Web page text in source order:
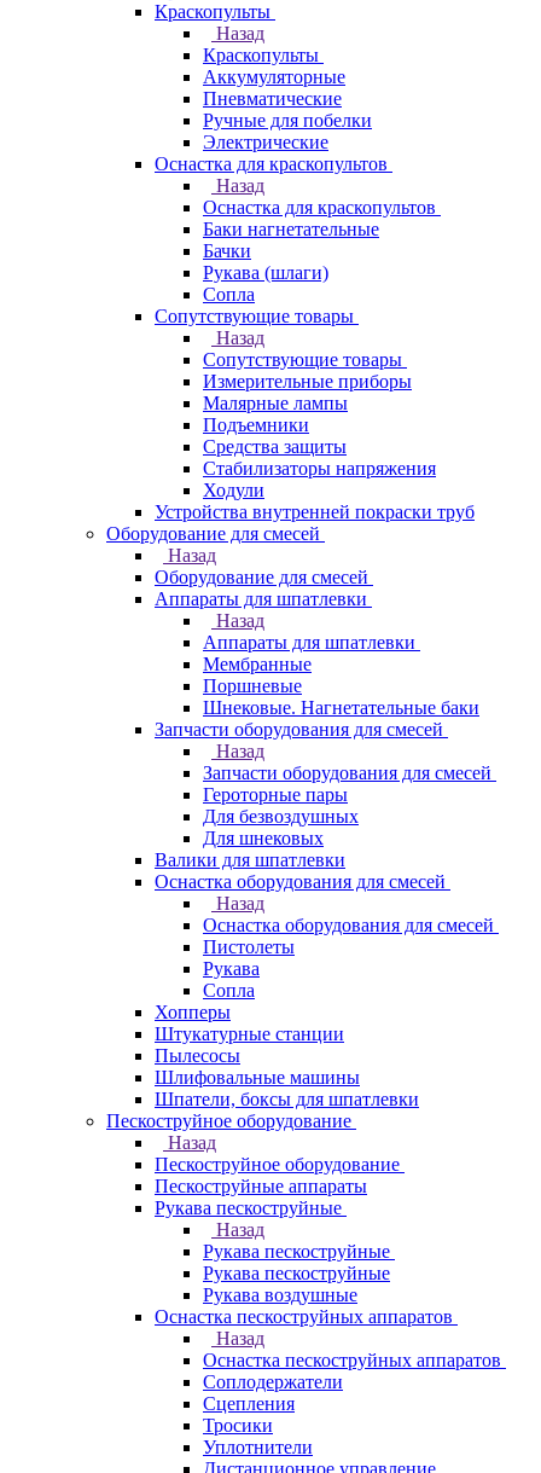
Краскопульты
Назад
Краскопульты
Аккумуляторные
Пневматические
Ручные для побелки
Электрические
Оснастка для краскопультов
Назад
Оснастка для краскопультов
Баки нагнетательные
Бачки
Рукава (шлаги)
Сопла
Сопутствующие товары
Назад
Сопутствующие товары
Измерительные приборы
Малярные лампы
Подъемники
Средства защиты
Стабилизаторы напряжения
Ходули
Устройства внутренней покраски труб
Оборудование для смесей
Назад
Оборудование для смесей
Аппараты для шпатлевки
Назад
Аппараты для шпатлевки
Мембранные
Поршневые
Шнековые. Нагнетательные баки
Запчасти оборудования для смесей
Назад
Запчасти оборудования для смесей
Героторные пары
Для безвоздушных
Для шнековых
Валики для шпатлевки
Оснастка оборудования для смесей
Назад
Оснастка оборудования для смесей
Пистолеты
Рукава
Сопла
Хопперы
Штукатурные станции
Пылесосы
Шлифовальные машины
Шпатели, боксы для шпатлевки
Пескоструйное оборудование
Назад
Пескоструйное оборудование
Пескоструйные аппараты
Рукава пескоструйные
Назад
Рукава пескоструйные
Рукава пескоструйные
Рукава воздушные
Оснастка пескоструйных аппаратов
Назад
Оснастка пескоструйных аппаратов
Соплодержатели
Сцепления
Тросики
Уплотнители
Дистанционное управление